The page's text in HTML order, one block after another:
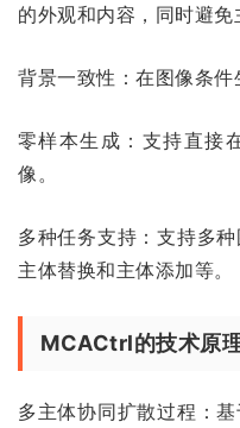
的外观和内容，同时避免
背景一致性：在图像条件
零样本生成：支持直接
像。
多种任务支持：支持多
主体替换和主体添加等。
MCACtrl的技术原
多主体协同扩散过程：